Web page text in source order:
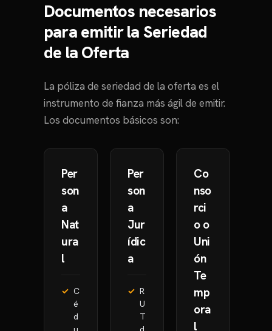
Documentos necesarios
para emitir la Seriedad
de la Oferta
La póliza de seriedad de la oferta es el
instrumento de fianza más ágil de emitir.
Los documentos básicos son:
Per
son
a
Nat
ura
l
C
é
d
Per
son
a
Jur
ídic
a
R
U
T
Co
nso
rci
o o
Uni
ón
Te
mp
ora
l